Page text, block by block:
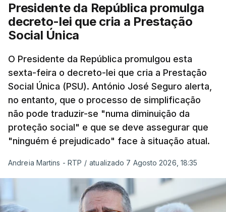
Presidente da República promulga
decreto-lei que cria a Prestação
Social Única
O Presidente da República promulgou esta
sexta-feira o decreto-lei que cria a Prestação
Social Única (PSU). António José Seguro alerta,
no entanto, que o processo de simplificação
não pode traduzir-se "numa diminuição da
proteção social" e que se deve assegurar que
"ninguém é prejudicado" face à situação atual.
Andreia Martins - RTP / atualizado 7 Agosto 2026, 18:35